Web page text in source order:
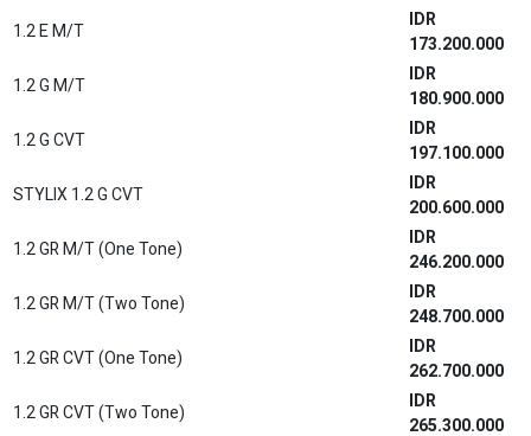
2.5 HYBRID CVT (Premium Color)
IDR
1.736.600.000
IDR
614.800.000
IDR
676.200.000
New Calya
1.2 E MT STD
IDR
169.600.000
1.2 E MT
IDR
172.500.000
1.2 G MT
IDR
178.200.000
1.2 G AT
IDR
192.600.000